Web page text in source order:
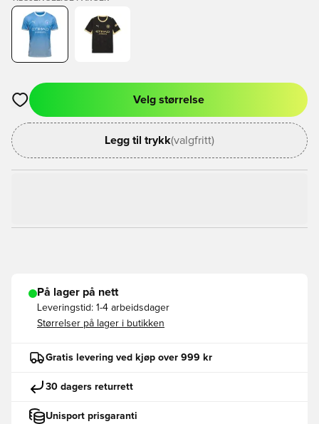
Åpner en Modal for å logge inn eller registrere deg som
Velg størrelse
Legg til trykk(valgfritt)
På lager på nett
Leveringstid: 1-4 arbeidsdager
Størrelser på lager i butikken
Gratis levering ved kjøp over 999 kr
30 dagers returrett
Unisport prisgaranti